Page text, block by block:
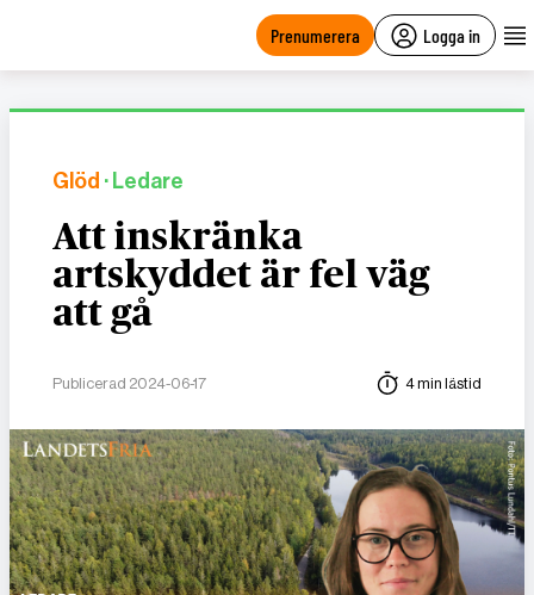
Prenumerera Logga in
Glöd · Ledare
Att inskränka
artskyddet är fel väg
att gå
Publicerad 2024-06-17 4 min lästid